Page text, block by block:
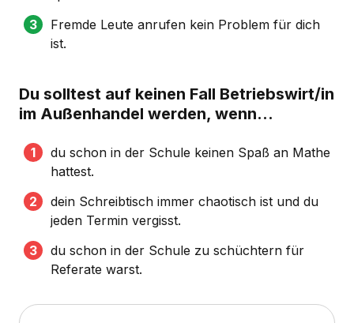
Fremde Leute anrufen kein Problem für dich
ist.
Du solltest auf keinen Fall Betriebswirt/in
im Außenhandel werden, wenn...
du schon in der Schule keinen Spaß an Mathe
hattest.
dein Schreibtisch immer chaotisch ist und du
jeden Termin vergisst.
du schon in der Schule zu schüchtern für
Referate warst.